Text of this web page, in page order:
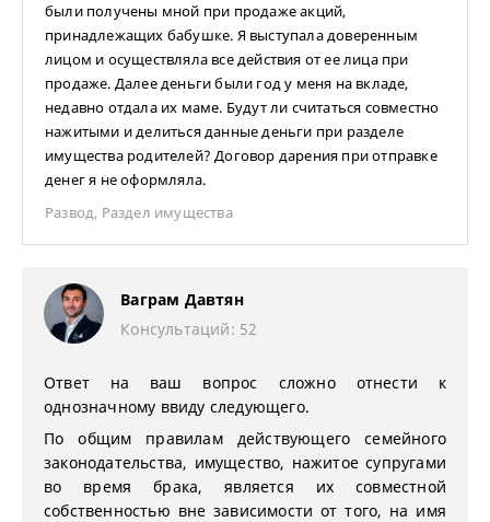
были получены мной при продаже акций,
принадлежащих бабушке. Я выступала доверенным
лицом и осуществляла все действия от ее лица при
продаже. Далее деньги были год у меня на вкладе,
недавно отдала их маме. Будут ли считаться совместно
нажитыми и делиться данные деньги при разделе
имущества родителей? Договор дарения при отправке
денег я не оформляла.
Развод, Раздел имущества
Ваграм Давтян
Консультаций: 52
Ответ на ваш вопрос сложно отнести к
однозначному ввиду следующего.
По общим правилам действующего семейного
законодательства, имущество, нажитое супругами
во время брака, является их совместной
собственностью вне зависимости от того, на имя